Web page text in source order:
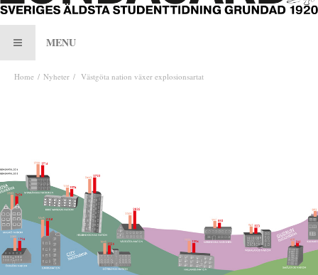
MENU
Home Nyheter Västgöta nation växer explosionsartat